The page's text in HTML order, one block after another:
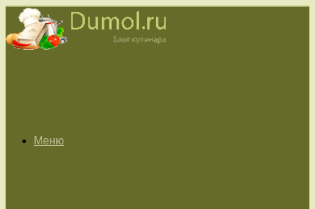
Меню